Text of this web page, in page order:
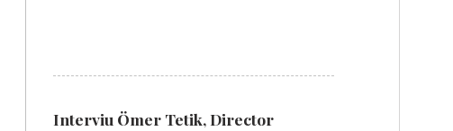
Interviu Ömer Tetik, Director